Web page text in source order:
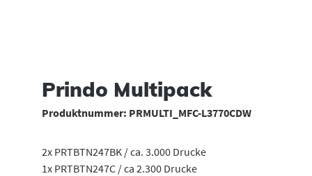
Prindo Multipack
Produktnummer: PRMULTI_MFC-L3770CDW
2x PRTBTN247BK / ca. 3.000 Drucke
1x PRTBTN247C / ca 2.300 Drucke